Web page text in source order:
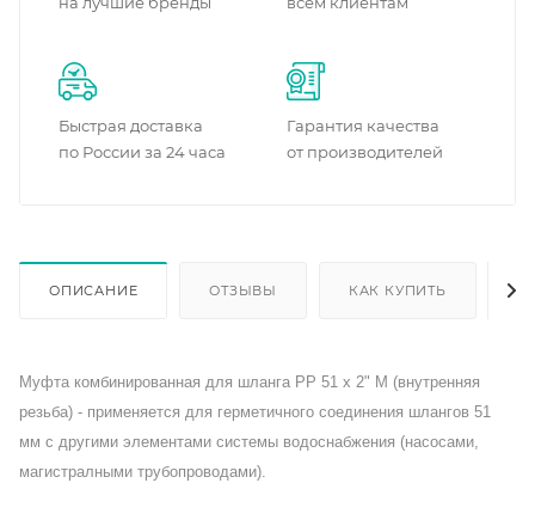
Быстрая доставка
по России за 24 часа
Гарантия качества
от производителей
ОПИСАНИЕ ОТЗЫВЫ КАК КУПИТЬ
Муфта комбинированная для шланга РP 51 х 2" М (внутренняя
резьба) - применяется для герметичного соединения шлангов 51
мм с другими элементами системы водоснабжения (насосами,
магистралными трубопроводами).